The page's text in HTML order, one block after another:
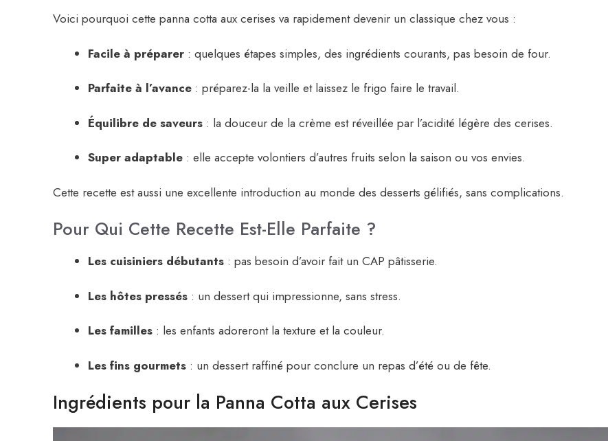
Voici pourquoi cette panna cotta aux cerises va rapidement devenir un classique chez vous :
Facile à préparer : quelques étapes simples, des ingrédients courants, pas besoin de four.
Parfaite à l’avance : préparez-la la veille et laissez le frigo faire le travail.
Équilibre de saveurs : la douceur de la crème est réveillée par l’acidité légère des cerises.
Super adaptable : elle accepte volontiers d’autres fruits selon la saison ou vos envies.
Cette recette est aussi une excellente introduction au monde des desserts gélifiés, sans complications.
Pour Qui Cette Recette Est-Elle Parfaite ?
Les cuisiniers débutants : pas besoin d’avoir fait un CAP pâtisserie.
Les hôtes pressés : un dessert qui impressionne, sans stress.
Les familles : les enfants adoreront la texture et la couleur.
Les fins gourmets : un dessert raffiné pour conclure un repas d’été ou de fête.
Ingrédients pour la Panna Cotta aux Cerises